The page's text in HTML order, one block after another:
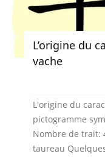
L’origine du
vache
L'origine du
pictogramme
Nombre de trait:
taureau